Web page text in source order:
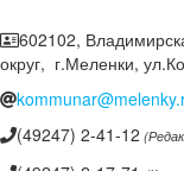
602102,
округ, г.Меленки,
(49247) 2-41-12